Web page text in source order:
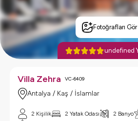
Fotoğrafları Gör
undefined
Villa Zehra VC-6409
Antalya / Kaş / İslamlar
2 Kişilik 2 Yatak Odası 2 Banyo